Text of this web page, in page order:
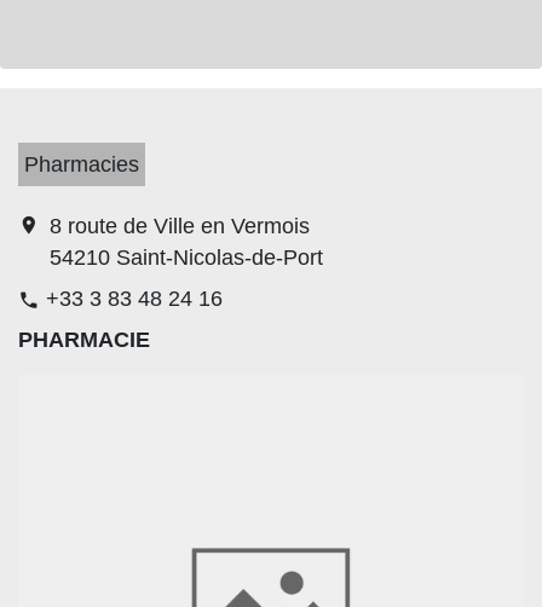
Pharmacies
location_on
8 route de Ville en Vermois
54210 Saint-Nicolas-de-Port
phone +33 3 83 48 24 16
PHARMACIE